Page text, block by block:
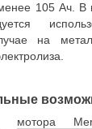
105 Ач. В
на
мотора